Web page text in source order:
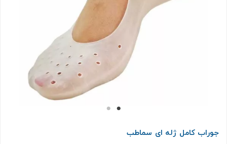
جوراب کامل ژله ای سماطب